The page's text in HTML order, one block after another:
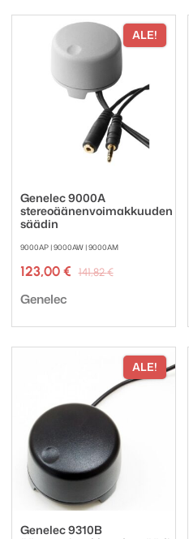
ALE!
Genelec 9000A
stereoäänenvoimakkuuden
säädin
9000AP | 9000AW | 9000AM
141,82€Alkuperäinen
123,00 €
Nykyinen
Tuotemerkki:
Genelec
ALE!
Genelec 9310B